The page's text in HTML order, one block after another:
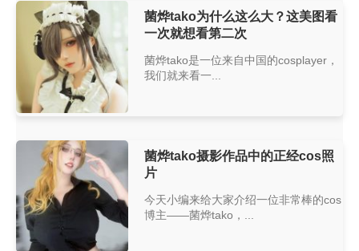
菌烨tako为什么这么大？这美图看
一次就想看第二次
菌烨tako是一位来自中国的cosplayer，
我们就来看一...
菌烨tako摄影作品中的正经cos照
片
今天小编来给大家介绍一位非常棒的cos
博主——菌烨tako，...